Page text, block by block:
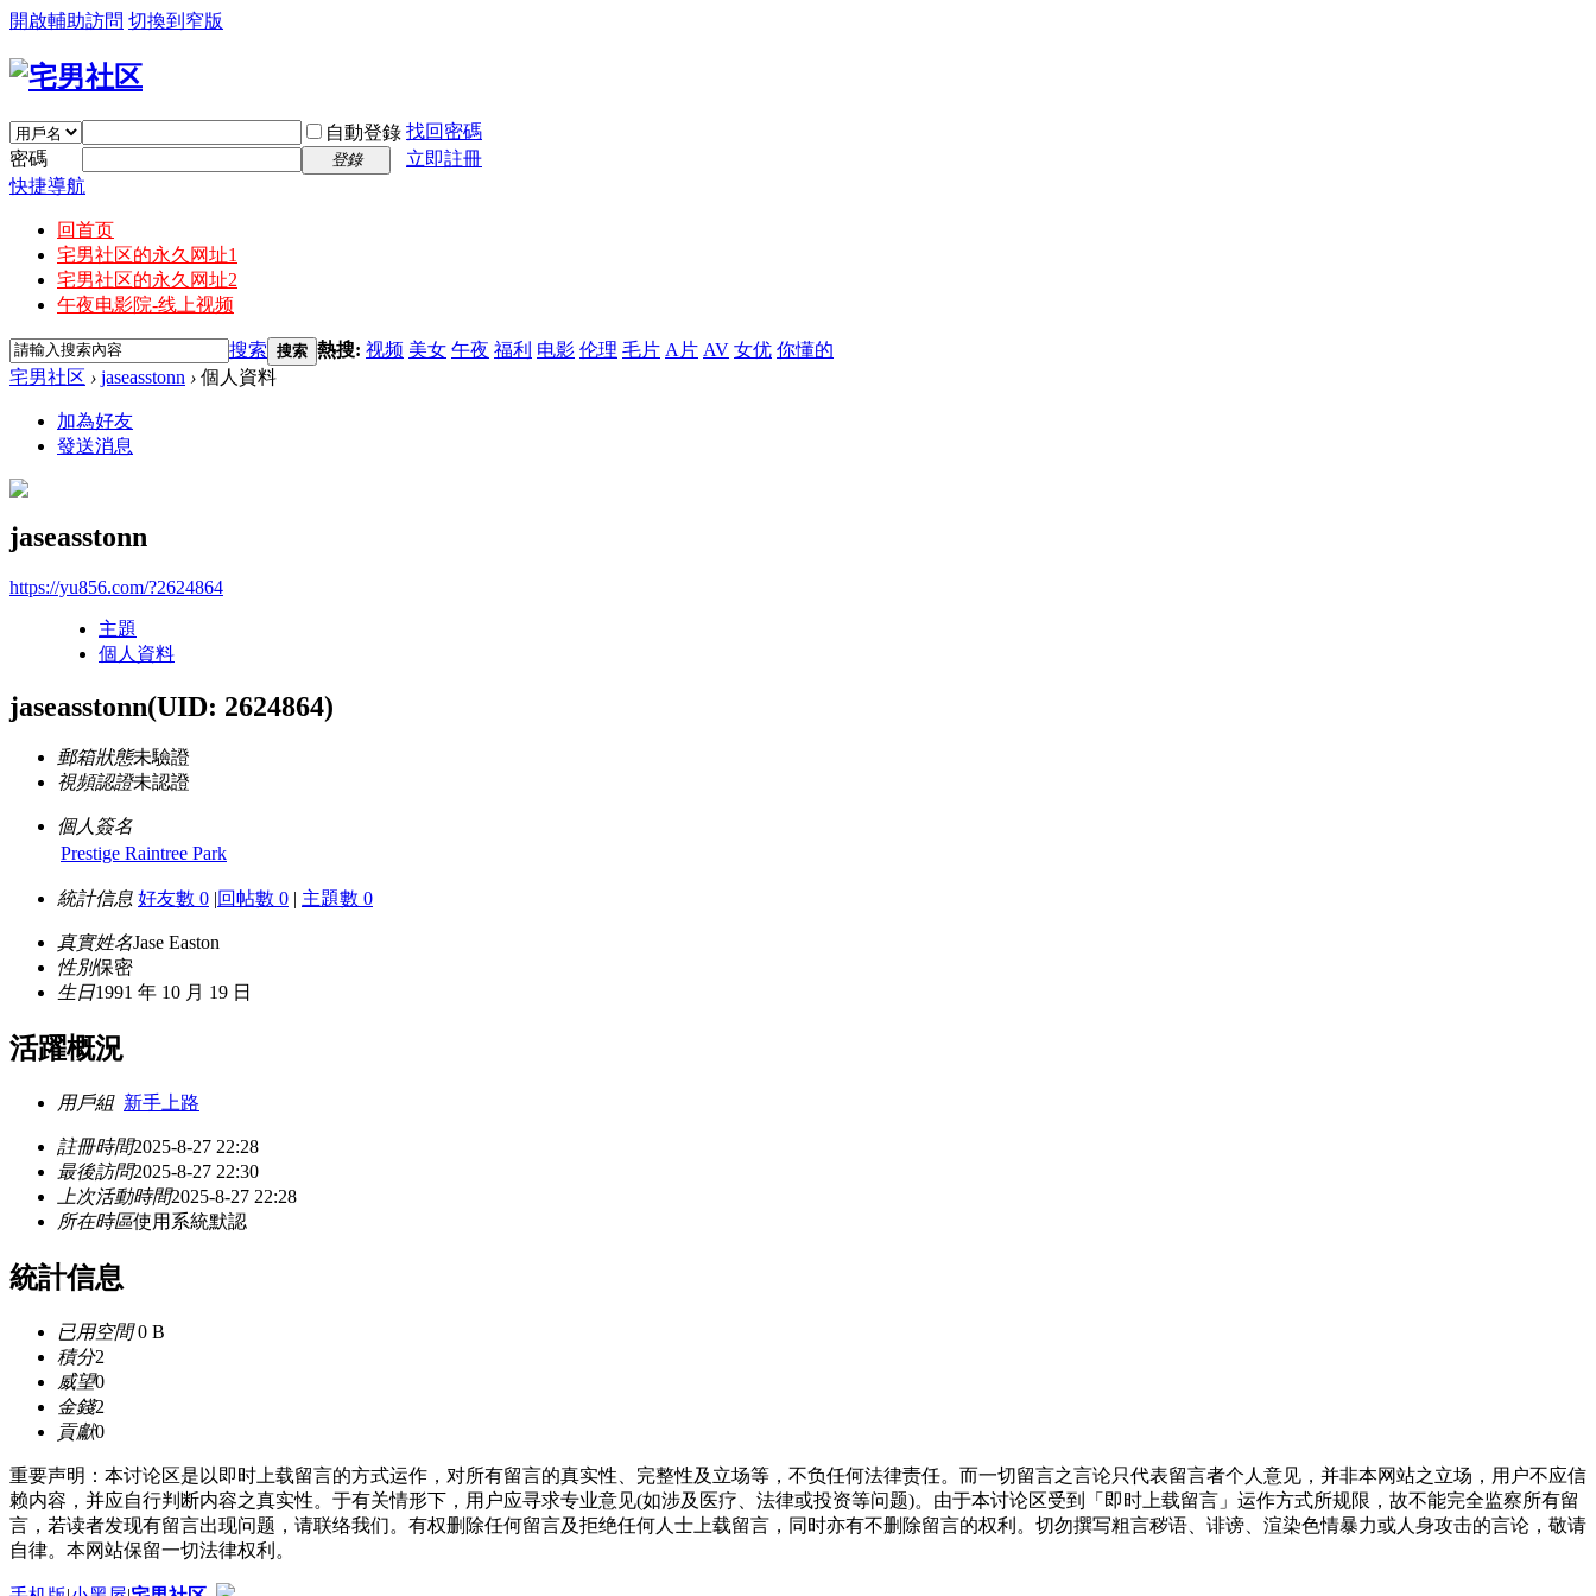
開啟輔助訪問 切換到窄版
自動登錄 找回密碼
密碼
登錄
立即註冊
快捷導航
回首页
宅男社区的永久网址1
宅男社区的永久网址2
午夜电影院-线上视频
搜索 搜索 熱搜: 视频 美女 午夜 福利 电影 伦理 毛片 A片 AV 女优 你懂的
宅男社区 › jaseasstonn › 個人資料
加為好友
發送消息
jaseasstonn
https://yu856.com/?2624864
主題
個人資料
jaseasstonn(UID: 2624864)
郵箱狀態未驗證
視頻認證未認證
個人簽名
Prestige Raintree Park
統計信息 好友數 0 |回帖數 0 | 主題數 0
真實姓名Jase Easton
性別保密
生日1991 年 10 月 19 日
活躍概況
用戶組 新手上路
註冊時間2025-8-27 22:28
最後訪問2025-8-27 22:30
上次活動時間2025-8-27 22:28
所在時區使用系統默認
統計信息
已用空間0 B
積分2
威望0
金錢2
貢獻0
重要声明：本讨论区是以即时上载留言的方式运作，对所有留言的真实性、完整性及立场等，不负任何法律责任。而一切留言之言论只代表留言者个人意见，并非本网站之立场，用户不应信
赖内容，并应自行判断内容之真实性。于有关情形下，用户应寻求专业意见(如涉及医疗、法律或投资等问题)。由于本讨论区受到「即时上载留言」运作方式所规限，故不能完全监察所有留
言，若读者发现有留言出现问题，请联络我们。有权删除任何留言及拒绝任何人士上载留言，同时亦有不删除留言的权利。切勿撰写粗言秽语、诽谤、渲染色情暴力或人身攻击的言论，敬请
自律。本网站保留一切法律权利。